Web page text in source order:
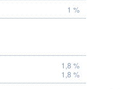
1 %
1,8 %
1,8 %